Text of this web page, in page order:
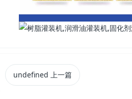
undefined 上一篇